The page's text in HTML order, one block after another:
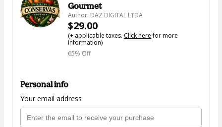
Gourmet
Author: DAZ DIGITAL LTDA
$29.00
(+ applicable taxes. Click herefor more
information)
65% Off
Personal info
Your email address